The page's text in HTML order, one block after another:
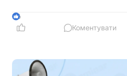
час планування роботи із
6
Коментувати